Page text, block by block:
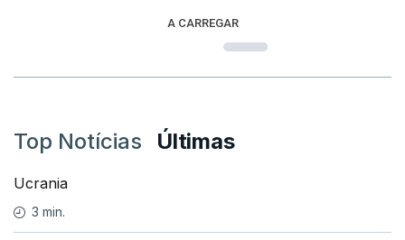
A CARREGAR
Top Notícias Últimas
Ucrania
3 min.